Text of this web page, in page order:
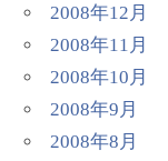
2008年12月
2008年11月
2008年10月
2008年9月
2008年8月